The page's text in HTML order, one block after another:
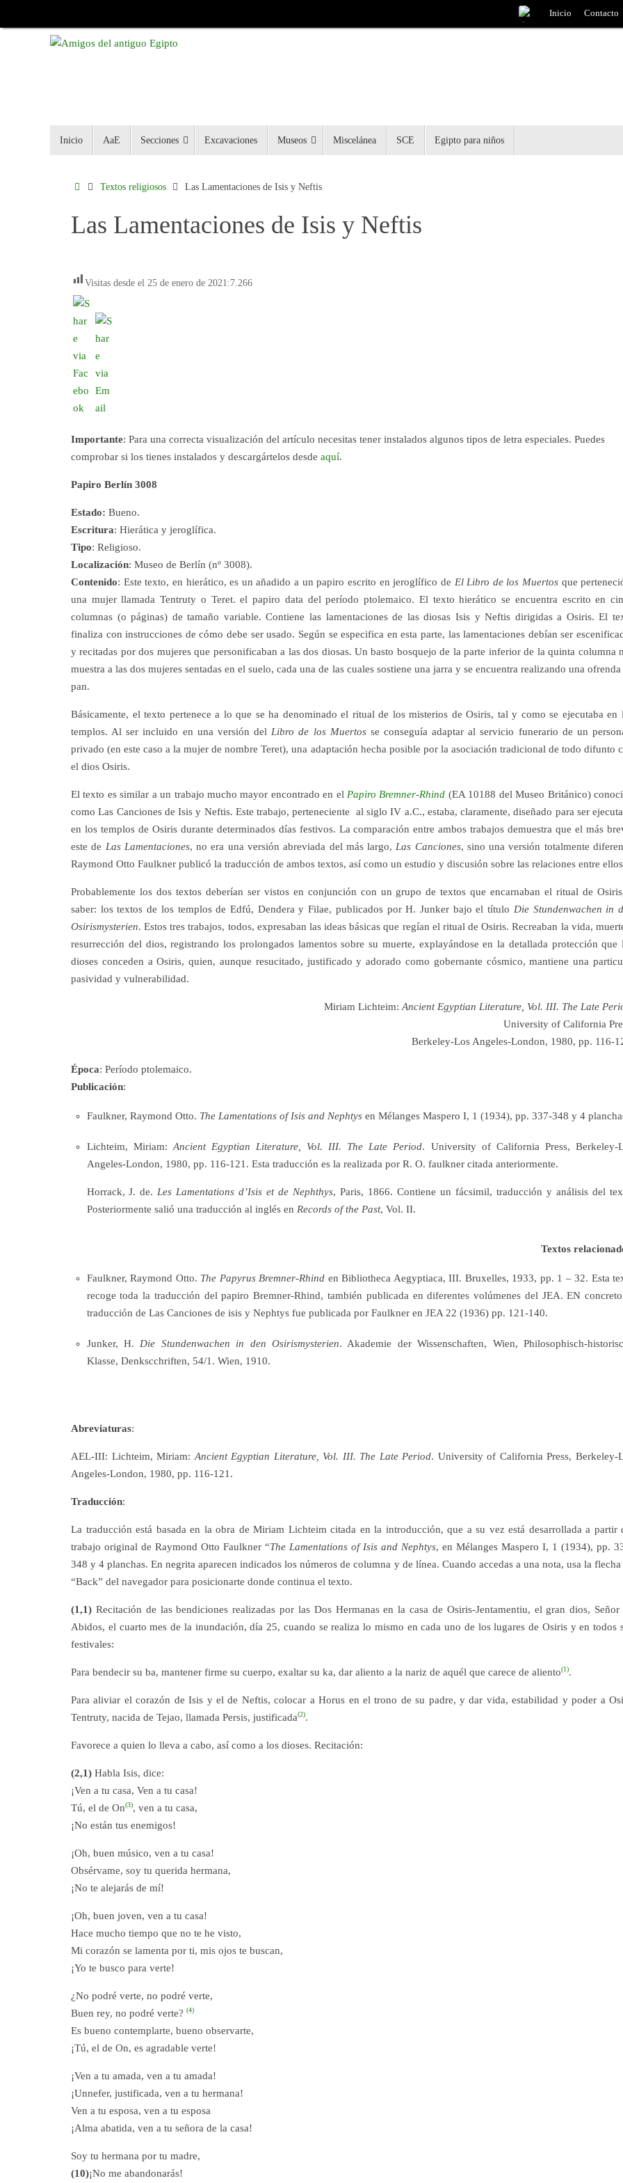
Inicio Contacto
Inicio AaE Secciones Excavaciones Museos Miscelánea SCE Egipto para niños
Textos religiosos Las Lamentaciones de Isis y Neftis
Las Lamentaciones de Isis y Neftis
Visitas desde el 25 de enero de 2021:7.266
Importante: Para una correcta visualización del artículo necesitas tener instalados algunos tipos de letra especiales. Puedes
comprobar si los tienes instalados y descargártelos desde aquí.
Papiro Berlín 3008
Estado: Bueno.
Escritura: Hierática y jeroglífica.
Tipo: Religioso.
Localización: Museo de Berlín (nº 3008).
Contenido: Este texto, en hierático, es un añadido a un papiro escrito en jeroglífico de El Libro de los Muertos que
una mujer llamada Tentruty o Teret. el papiro data del período ptolemaico. El texto hierático se encuentra escrito en
columnas (o páginas) de tamaño variable. Contiene las lamentaciones de las diosas Isis y Neftis dirigidas a Osiris. El
finaliza con instrucciones de cómo debe ser usado. Según se especifica en esta parte, las lamentaciones debían ser
y recitadas por dos mujeres que personificaban a las dos diosas. Un basto bosquejo de la parte inferior de la quinta columna
muestra a las dos mujeres sentadas en el suelo, cada una de las cuales sostiene una jarra y se encuentra realizando una ofrenda
pan.
Básicamente, el texto pertenece a lo que se ha denominado el ritual de los misterios de Osiris, tal y como se ejecutaba en
templos. Al ser incluido en una versión del Libro de los Muertosse conseguía adaptar al servicio funerario de un
privado (en este caso a la mujer de nombre Teret), una adaptación hecha posible por la asociación tradicional de todo difunto
el dios Osiris.
El texto es similar a un trabajo mucho mayor encontrado en el Papiro Bremner-Rhind (EA 10188 del Museo Británico)
como Las Canciones de Isis y Neftis. Este trabajo, perteneciente al siglo IV a.C., estaba, claramente, diseñado para ser
en los templos de Osiris durante determinados días festivos. La comparación entre ambos trabajos demuestra que el más
este de Las Lamentaciones, no era una versión abreviada del más largo, Las Canciones, sino una versión totalmente
Raymond Otto Faulkner publicó la traducción de ambos textos, así como un estudio y discusión sobre las relaciones entre
Probablemente los dos textos deberían ser vistos en conjunción con un grupo de textos que encarnaban el ritual de
saber: los textos de los templos de Edfú, Dendera y Filae, publicados por H. Junker bajo el título Die Stundenwachen in
Osirismysterien. Estos tres trabajos, todos, expresaban las ideas básicas que regían el ritual de Osiris. Recreaban la vida,
resurrección del dios, registrando los prolongados lamentos sobre su muerte, explayándose en la detallada protección que
dioses conceden a Osiris, quien, aunque resucitado, justificado y adorado como gobernante cósmico, mantiene una
pasividad y vulnerabilidad.
Miriam Lichteim: Ancient Egyptian Literature, Vol. III. The Late
University of California
Berkeley-Los Angeles-London, 1980, pp. 116-
Época: Período ptolemaico.
Publicación:
Faulkner, Raymond Otto. The Lamentations of Isis and Nephtysen Mélanges Maspero I, 1 (1934), pp. 337-348 y 4
Lichteim, Miriam: Ancient Egyptian Literature, Vol. III. The Late Period. University of California Press, Berkeley-
Angeles-London, 1980, pp. 116-121. Esta traducción es la realizada por R. O. faulkner citada anteriormente.
Horrack, J. de. Les Lamentations d’Isis et de Nephthys, Paris, 1866. Contiene un fácsimil, traducción y análisis del
Posteriormente salió una traducción al inglés en Records of the Past, Vol. II.
Textos
Faulkner, Raymond Otto. The Papyrus Bremner-Rhind en Bibliotheca Aegyptiaca, III. Bruxelles, 1933, pp. 1 – 32. Esta
recoge toda la traducción del papiro Bremner-Rhind, también publicada en diferentes volúmenes del JEA. EN
traducción de Las Canciones de isis y Nephtys fue publicada por Faulkner en JEA 22 (1936) pp. 121-140.
Junker, H. Die Stundenwachen in den Osirismysterien. Akademie der Wissenschaften, Wien, Philosophisch-
Klasse, Denkscchriften, 54/1. Wien, 1910.
Abreviaturas:
AEL-III: Lichteim, Miriam: Ancient Egyptian Literature, Vol. III. The Late Period. University of California Press, Berkeley-
Angeles-London, 1980, pp. 116-121.
Traducción:
La traducción está basada en la obra de Miriam Lichteim citada en la introducción, que a su vez está desarrollada a partir
trabajo original de Raymond Otto Faulkner “The Lamentations of Isis and Nephtys, en Mélanges Maspero I, 1 (1934), pp.
348 y 4 planchas. En negrita aparecen indicados los números de columna y de línea. Cuando accedas a una nota, usa la flecha
“Back” del navegador para posicionarte donde continua el texto.
(1,1) Recitación de las bendiciones realizadas por las Dos Hermanas en la casa de Osiris-Jentamentiu, el gran dios, Señor
Abidos, el cuarto mes de la inundación, día 25, cuando se realiza lo mismo en cada uno de los lugares de Osiris y en todos
festivales:
Para bendecir su ba, mantener firme su cuerpo, exaltar su ka, dar aliento a la nariz de aquél que carece de aliento(1).
Para aliviar el corazón de Isis y el de Neftis, colocar a Horus en el trono de su padre, y dar vida, estabilidad y poder a
Tentruty, nacida de Tejao, llamada Persis, justificada(2).
Favorece a quien lo lleva a cabo, así como a los dioses. Recitación:
(2,1) Habla Isis, dice:
¡Ven a tu casa, Ven a tu casa!
Tú, el de On(3), ven a tu casa,
¡No están tus enemigos!
¡Oh, buen músico, ven a tu casa!
Obsérvame, soy tu querida hermana,
¡No te alejarás de mí!
¡Oh, buen joven, ven a tu casa!
Hace mucho tiempo que no te he visto,
Mi corazón se lamenta por ti, mis ojos te buscan,
¡Yo te busco para verte!
¿No podré verte, no podré verte,
Buen rey, no podré verte? (4)
Es bueno contemplarte, bueno observarte,
¡Tú, el de On, es agradable verte!
¡Ven a tu amada, ven a tu amada!
¡Unnefer, justificada, ven a tu hermana!
Ven a tu esposa, ven a tu esposa
¡Alma abatida, ven a tu señora de la casa!
Soy tu hermana por tu madre,
(10)¡No me abandonarás!